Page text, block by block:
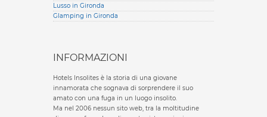
Lusso in Gironda
Glamping in Gironda
INFORMAZIONI
Hotels Insolites è la storia di una giovane
innamorata che sognava di sorprendere il suo
amato con una fuga in un luogo insolito.
Ma nel 2006 nessun sito web, tra la moltitudine